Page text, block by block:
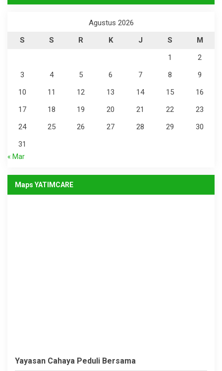
Agustus 2026
S
S R K J S
M
1
2
3
4 5 6 7 8
9
10
11 12 13 14 15
16
17
18 19 20 21 22
23
24
25 26 27 28 29
30
31
« Mar
Maps YATIMCARE
Yayasan Cahaya Peduli Bersama